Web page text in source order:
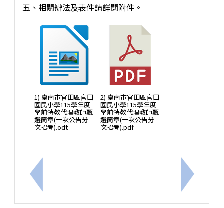
上一筆：臺南市官田區官田國民小學115學年度普通
五、相關辦法及表件請詳閱附件。
1) 臺南市官田區官田
國民小學115學年度
學前特教代理教師甄
選簡章(一次公告分
次招考).odt
2) 臺南市官田區官田
國民小學115學年度
學前特教代理教師甄
選簡章(一次公告分
次招考).pdf
下一筆：